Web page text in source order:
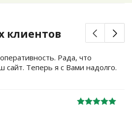
клиентов
Рада, что
сайт. Теперь я с Вами надолго.